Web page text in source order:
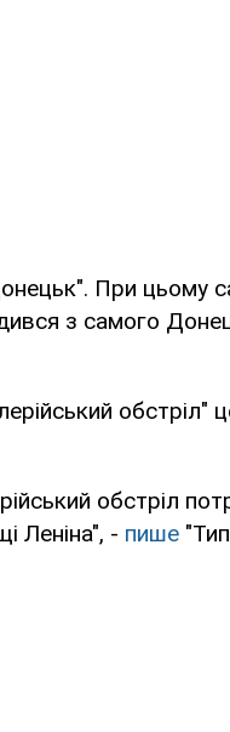
При цьому
з самого
обстріл"
обстріл
Леніна", - пише